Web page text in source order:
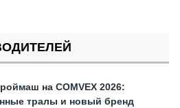
на COMVEX 2026:
тралы и новый бренд